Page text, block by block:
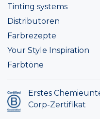
Tinting systems
Distributoren
Farbrezepte
Your Style Inspiration
Farbtöne
Erstes
Corp-Zertifikat